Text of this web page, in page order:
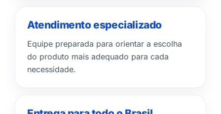
Atendimento especializado
Equipe preparada para orientar a escolha
do produto mais adequado para cada
necessidade.